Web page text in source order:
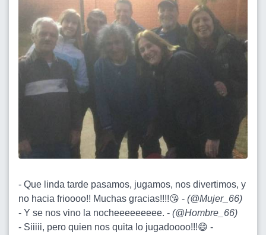
- Que linda tarde pasamos, jugamos, nos divertimos, y
no hacia frioooo!! Muchas gracias!!!!😘 - (@Mujer_66)
- Y se nos vino la nocheeeeeeeee. - (@Hombre_66)
- Siiiii, pero quien nos quita lo jugadoooo!!!😄 -